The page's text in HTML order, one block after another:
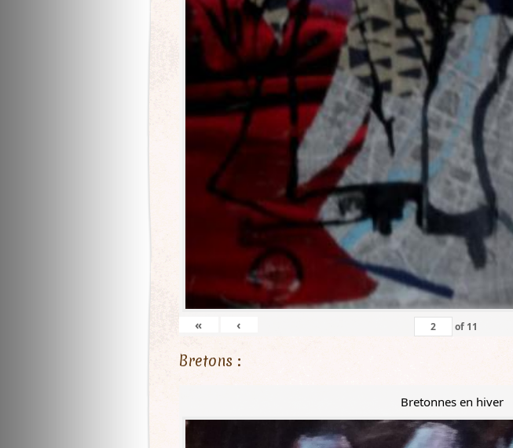
« ‹ of 11
Bretons :
Bretonnes en hiver